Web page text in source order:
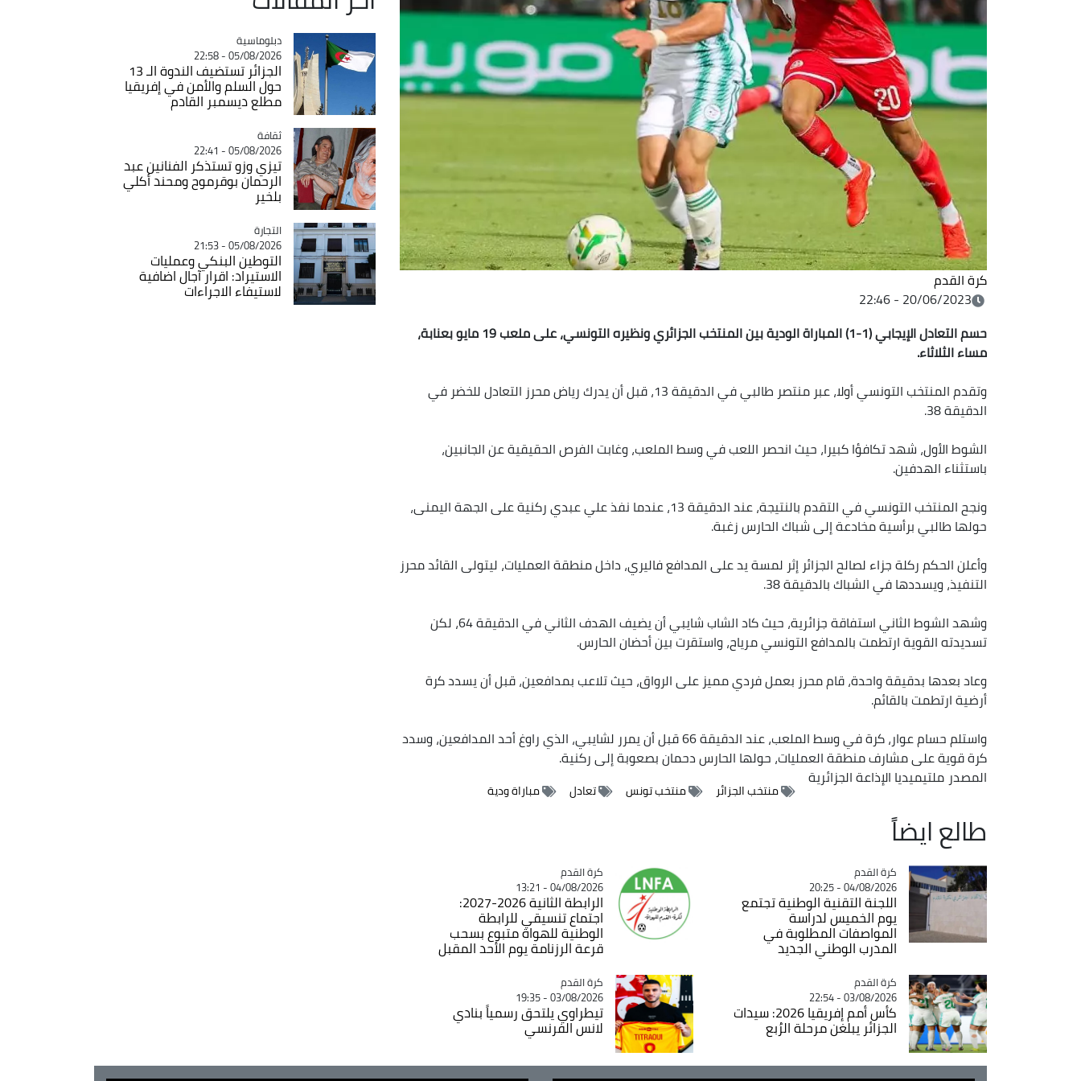
كرة القدم
20/06/2023 - 22:46
حسم التعادل الإيجابي (1-1) المباراة الودية بين المنتخب الجزائري ونظيره التونسي، على ملعب 19 مايو بعنابة،
مساء الثلاثاء.
وتقدم المنتخب التونسي أولا، عبر منتصر طالبي في الدقيقة 13، قبل أن يدرك رياض محرز التعادل للخضر في
الدقيقة 38.
الشوط الأول، شهد تكافؤا كبيرا، حيث انحصر اللعب في وسط الملعب، وغابت الفرص الحقيقية عن الجانبين،
باستثناء الهدفين.
ونجح المنتخب التونسي في التقدم بالنتيجة، عند الدقيقة 13، عندما نفذ علي عبدي ركنية على الجهة اليمنى،
حولها طالبي برأسية مخادعة إلى شباك الحارس زغبة.
وأعلن الحكم ركلة جزاء لصالح الجزائر إثر لمسة يد على المدافع فاليري، داخل منطقة العمليات، ليتولى القائد محرز
التنفيذ، ويسددها في الشباك بالدقيقة 38.
وشهد الشوط الثاني استفاقة جزائرية، حيث كاد الشاب شايبي أن يضيف الهدف الثاني في الدقيقة 64، لكن
تسديدته القوية ارتطمت بالمدافع التونسي مرياح، واستقرت بين أحضان الحارس.
وعاد بعدها بدقيقة واحدة، قام محرز بعمل فردي مميز على الرواق، حيث تلاعب بمدافعين، قبل أن يسدد كرة
أرضية ارتطمت بالقائم.
واستلم حسام عوار، كرة في وسط الملعب، عند الدقيقة 66 قبل أن يمرر لشايبي، الذي راوغ أحد المدافعين، وسدد
كرة قوية على مشارف منطقة العمليات، حولها الحارس دحمان بصعوبة إلى ركنية.
المصدر ملتيميديا الإذاعة الجزائرية
منتخب الجزائر منتخب تونس تعادل مباراة ودية
طالع ايضاً
Catégorie
كرة القدم
04/08/2026 - 20:25
اللجنة التقنية الوطنية تجتمع
يوم الخميس لدراسة
المواصفات المطلوبة في
المدرب الوطني الجديد
Catégorie
كرة القدم
04/08/2026 - 13:21
الرابطة الثانية 2026-2027:
اجتماع تنسيقي للرابطة
الوطنية للهواة متبوع بسحب
قرعة الرزنامة يوم الأحد المقبل
Catégorie
كرة القدم
03/08/2026 - 22:54
كأس أمم إفريقيا 2026: سيدات
الجزائر يبلغن مرحلة الرُبع
Catégorie
كرة القدم
03/08/2026 - 19:35
تيطراوي يلتحق رسمياً بنادي
لانس الفرنسي
Catégorie
دبلوماسية
05/08/2026 - 22:58
الجزائر تستضيف الندوة الـ 13
حول السلم والأمن في إفريقيا
مطلع ديسمبر القادم
Catégorie
ثقافة
05/08/2026 - 22:41
تيزي وزو تستذكر الفنانين عبد
الرحمان بوقرموح ومحند أكلي
بلخير
Catégorie
التجارة
05/08/2026 - 21:53
التوطين البنكي وعمليات
الاستيراد: اقرار آجال اضافية
لاستيفاء الاجراءات